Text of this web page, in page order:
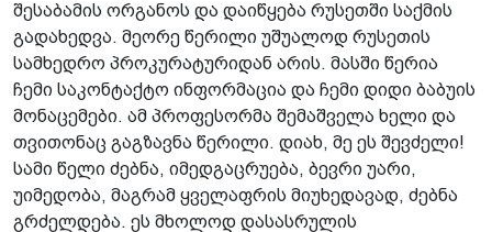
შესაბამის ორგანოს და დაიწყება რუსეთში საქმის
გადახედვა. მეორე წერილი უშუალოდ რუსეთის
სამხედრო პროკურატურიდან არის. მასში წერია
ჩემი საკონტაქტო ინფორმაცია და ჩემი დიდი ბაბუის
მონაცემები. ამ პროფესორმა შემაშველა ხელი და
თვითონაც გაგზავნა წერილი. დიახ, მე ეს შევძელი!
სამი წელი ძებნა, იმედგაცრუება, ბევრი უარი,
უიმედობა, მაგრამ ყველაფრის მიუხედავად, ძებნა
გრძელდება. ეს მხოლოდ დასასრულის